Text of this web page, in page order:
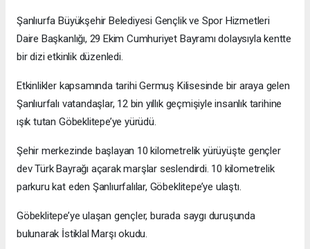
Şanlıurfa Büyükşehir Belediyesi Gençlik ve Spor Hizmetleri
Daire Başkanlığı, 29 Ekim Cumhuriyet Bayramı dolaysıyla kentte
bir dizi etkinlik düzenledi.
Etkinlikler kapsamında tarihi Germuş Kilisesinde bir araya gelen
Şanlıurfalı vatandaşlar, 12 bin yıllık geçmişiyle insanlık tarihine
ışık tutan Göbeklitepe’ye yürüdü.
Şehir merkezinde başlayan 10 kilometrelik yürüyüşte gençler
dev Türk Bayrağı açarak marşlar seslendirdi. 10 kilometrelik
parkuru kat eden Şanlıurfalılar, Göbeklitepe’ye ulaştı.
Göbeklitepe’ye ulaşan gençler, burada saygı duruşunda
bulunarak İstiklal Marşı okudu.